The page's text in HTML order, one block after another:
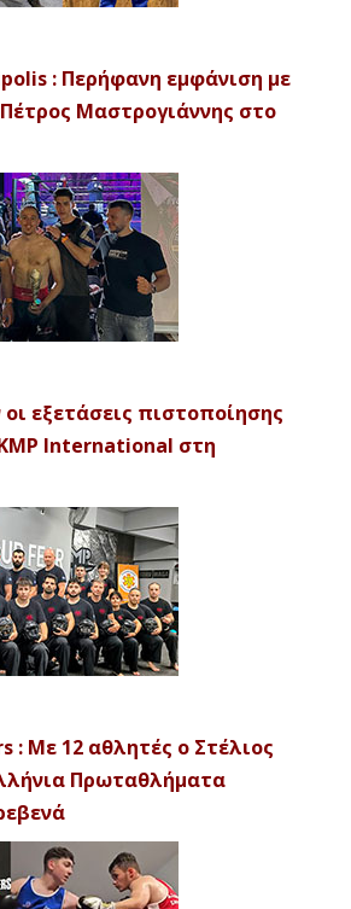
: Περήφανη εμφάνιση με
Μαστρογιάννης στο
εξετάσεις πιστοποίησης
International στη
: Με 12 αθλητές ο Στέλιος
Πρωταθλήματα